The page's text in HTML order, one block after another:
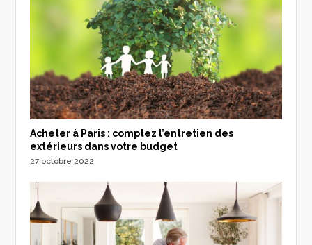
Acheter à Paris : comptez l’entretien des
extérieurs dans votre budget
27 octobre 2022